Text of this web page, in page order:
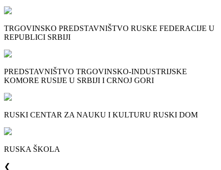
TRGOVINSKO PREDSTAVNIŠTVO RUSKE FEDERACIJE U
REPUBLICI SRBIJI
PREDSTAVNIŠTVO TRGOVINSKO-INDUSTRIJSKE
KOMORE RUSIJE U SRBIJI I CRNOJ GORI
RUSKI CENTAR ZA NAUKU I KULTURU RUSKI DOM
RUSKA ŠKOLA
❮